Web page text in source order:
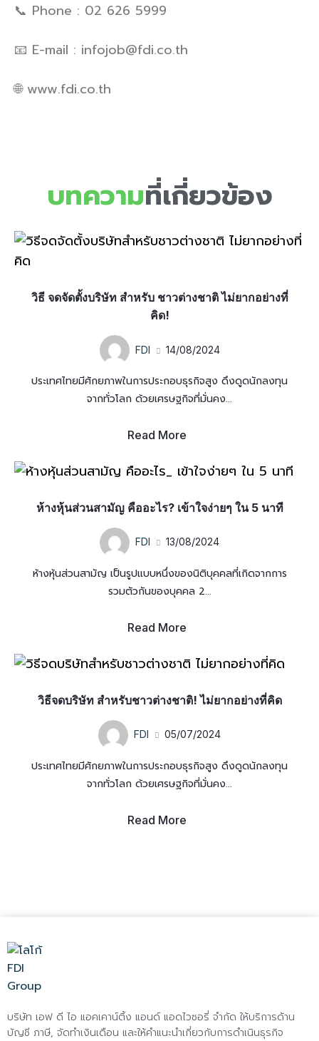
📞 Phone : 02 626 5999
📧 E-mail : infojob@fdi.co.th
🌐 www.fdi.co.th
บทความที่เกี่ยวข้อง
วิธี จดจัดตั้งบริษัท สำหรับ ชาวต่างชาติ ไม่ยากอย่างที่
คิด!
FDI 14/08/2024
ประเทศไทยมีศักยภาพในการประกอบธุรกิจสูง ดึงดูดนักลงทุน
จากทั่วโลก ด้วยเศรษฐกิจที่มั่นคง...
Read More
ห้างหุ้นส่วนสามัญ คืออะไร? เข้าใจง่ายๆ ใน 5 นาที
FDI 13/08/2024
ห้างหุ้นส่วนสามัญ เป็นรูปแบบหนึ่งของนิติบุคคลที่เกิดจากการ
รวมตัวกันของบุคคล 2...
Read More
วิธีจดบริษัท สำหรับชาวต่างชาติ! ไม่ยากอย่างที่คิด
FDI 05/07/2024
ประเทศไทยมีศักยภาพในการประกอบธุรกิจสูง ดึงดูดนักลงทุน
จากทั่วโลก ด้วยเศรษฐกิจที่มั่นคง...
Read More
บริษัท เอฟ ดี ไอ แอคเคาน์ติ้ง แอนด์ แอดไวซอรี่ จำกัด ให้บริการด้าน
บัญชี ภาษี, จัดทำเงินเดือน และให้คำแนะนำเกี่ยวกับการดำเนินธุรกิจ